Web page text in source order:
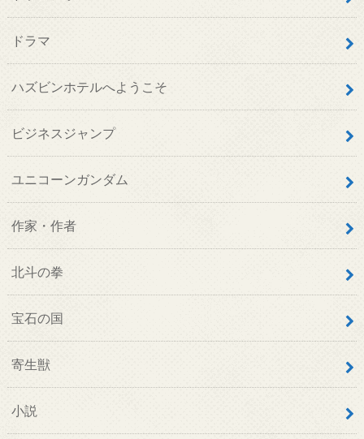
ドラマ
ハズビンホテルへようこそ
ビジネスジャンプ
ユニコーンガンダム
作家・作者
北斗の拳
宝石の国
寄生獣
小説